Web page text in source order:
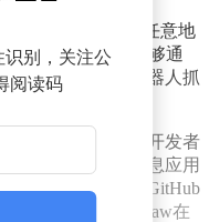
时通信技术
势，实现了在全球任意地
这意味着AI代理能够通
实世界中操控机器人抓
平台，它允许开发者
自动化任务、消息应用
了大量关注，在GitHub
的出现，为OpenClaw在
别，关注公
阅读码